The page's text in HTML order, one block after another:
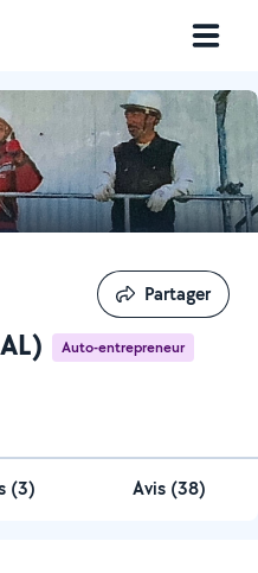
Auto-entrepreneur
Partager
Partager
(3) Avis (38)